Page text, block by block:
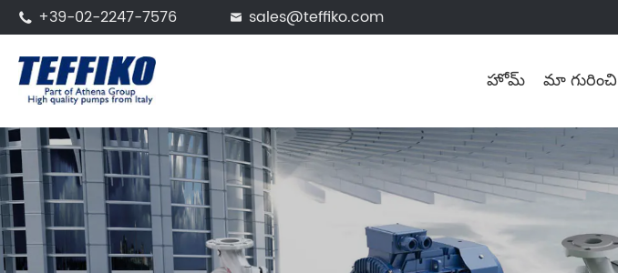
 +39-02-2247-7576  sales@teffiko.com
హోమ్ మా గురించి